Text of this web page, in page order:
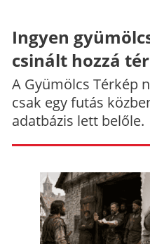
Ingyen
csinált hozzá
A Gyümölcs Térkép
csak egy futás
adatbázis lett belőle.